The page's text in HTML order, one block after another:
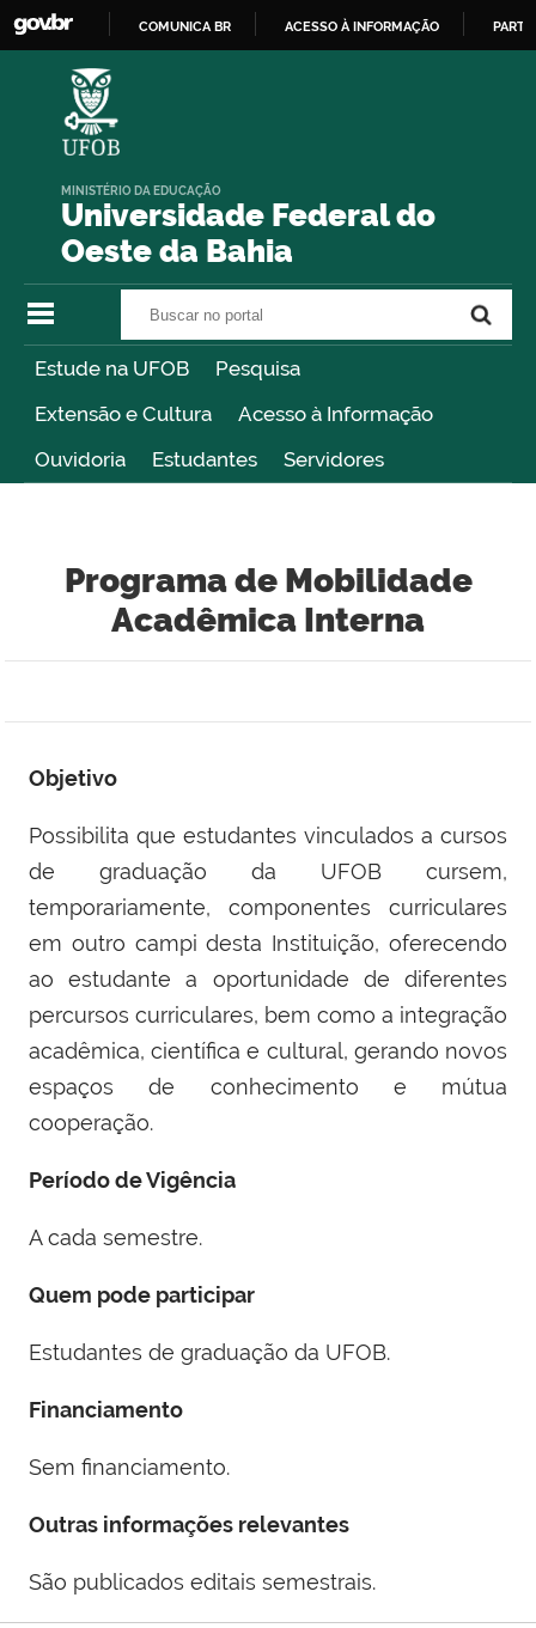
COMUNICA BR ACESSO À INFORMAÇÃO
Universidade Federal do
Oeste da Bahia
MINISTÉRIO DA EDUCAÇÃO
Estude na UFOB
Pesquisa
Extensão e Cultura
Acesso à Informação
Ouvidoria
Estudantes Servidores
Programa de Mobilidade
Acadêmica Interna
Objetivo
Possibilita que estudantes vinculados a cursos
de graduação da UFOB cursem,
temporariamente, componentes curriculares
em outro campi desta Instituição, oferecendo
ao estudante a oportunidade de diferentes
percursos curriculares, bem como a integração
acadêmica, científica e cultural, gerando novos
espaços de conhecimento e mútua
cooperação.
Período de Vigência
A cada semestre.
Quem pode participar
Estudantes de graduação da UFOB.
Financiamento
Sem financiamento.
Outras informações relevantes
São publicados editais semestrais.